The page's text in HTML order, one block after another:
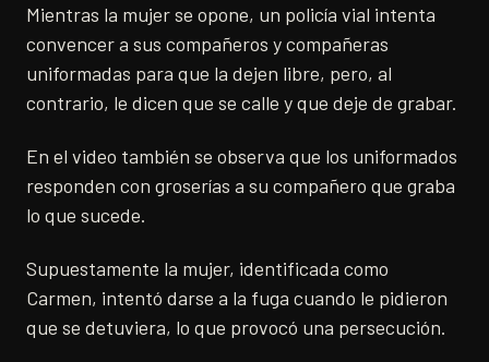
Mientras la mujer se opone, un policía vial intenta
convencer a sus compañeros y compañeras
uniformadas para que la dejen libre, pero, al
contrario, le dicen que se calle y que deje de grabar.
En el video también se observa que los uniformados
responden con groserías a su compañero que graba
lo que sucede.
Supuestamente la mujer, identificada como
Carmen, intentó darse a la fuga cuando le pidieron
que se detuviera, lo que provocó una persecución.